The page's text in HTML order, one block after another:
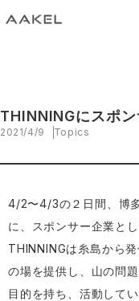
THINNINGにスポン
2021/4/9 Topics
4/2〜4/3の２日間、博
に、スポンサー企業と
THINNINGは糸島から
の場を提供し、山の問
目的を持ち、活動してい